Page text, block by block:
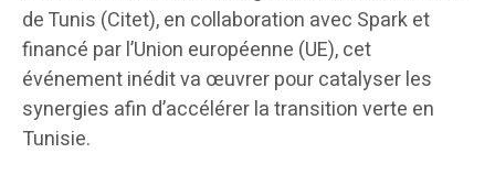
de Tunis (Citet), en collaboration avec Spark et
financé par l’Union européenne (UE), cet
événement inédit va œuvrer pour catalyser les
synergies afin d’accélérer la transition verte en
Tunisie.